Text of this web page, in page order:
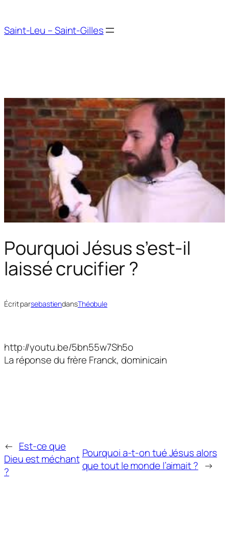
contenu
Saint-Leu – Saint-Gilles
Pourquoi Jésus s’est-il
laissé crucifier ?
Écrit parsebastiendansThéobule
http://youtu.be/5bn55w7Sh5o
La réponse du frère Franck, dominicain
← Est-ce que
Dieu est méchant
?
Pourquoi a-t-on tué Jésus alors
que tout le monde l’aimait ? →